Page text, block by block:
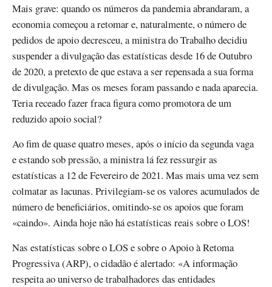
Mais grave: quando os números da pandemia abrandaram, a
economia começou a retomar e, naturalmente, o número de
pedidos de apoio decresceu, a ministra do Trabalho decidiu
suspender a divulgação das estatísticas desde 16 de Outubro
de 2020, a pretexto de que estava a ser repensada a sua forma
de divulgação. Mas os meses foram passando e nada aparecia.
Teria receado fazer fraca figura como promotora de um
reduzido apoio social?
Ao fim de quase quatro meses, após o início da segunda vaga
e estando sob pressão, a ministra lá fez ressurgir as
estatísticas a 12 de Fevereiro de 2021. Mas mais uma vez sem
colmatar as lacunas. Privilegiam-se os valores acumulados de
número de beneficiários, omitindo-se os apoios que foram
«caindo». Ainda hoje não há estatísticas reais sobre o LOS!
Nas estatísticas sobre o LOS e sobre o Apoio à Retoma
Progressiva (ARP), o cidadão é alertado: «A informação
respeita ao universo de trabalhadores das entidades